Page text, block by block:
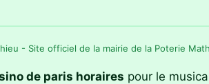
- Site officiel de la mairie de la Poterie
de paris horaires pour le